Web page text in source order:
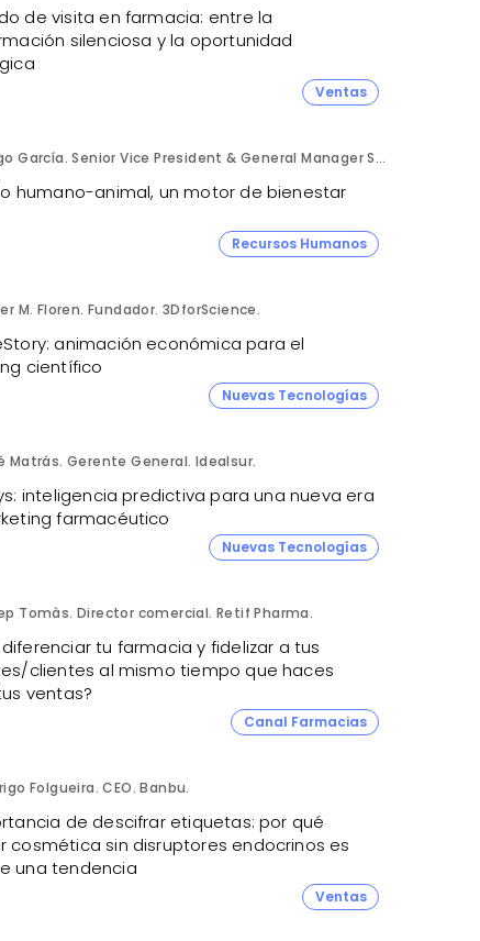
de visita en farmacia: entre la
silenciosa y la oportunidad
Ventas
Diego García. Senior Vice President & General Manager Southern Europe Cluster. Zoetis.
humano-animal, un motor de bienestar
Recursos Humanos
M. Floren. Fundador. 3DforScience.
animación económica para el
científico
Nuevas Tecnologías
Matrás. Gerente General. Idealsur.
inteligencia predictiva para una nueva era
farmacéutico
Nuevas Tecnologías
Tomàs. Director comercial. Retif Pharma.
tu farmacia y fidelizar a tus
clientes al mismo tiempo que haces
ventas?
Canal Farmacias
Folgueira. CEO. Banbu.
de descifrar etiquetas: por qué
cosmética sin disruptores endocrinos es
una tendencia
Ventas